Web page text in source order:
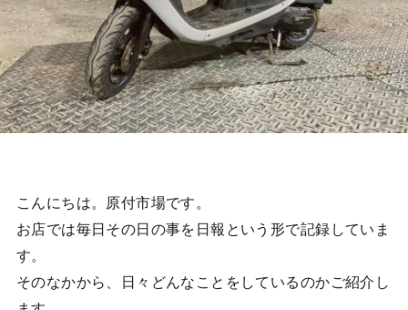
こんにちは。原付市場です。
お店では毎日その日の事を日報という形で記録していま
す。
そのなかから、日々どんなことをしているのかご紹介し